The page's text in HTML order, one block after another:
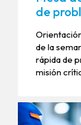
de
de la
rápida de
misión